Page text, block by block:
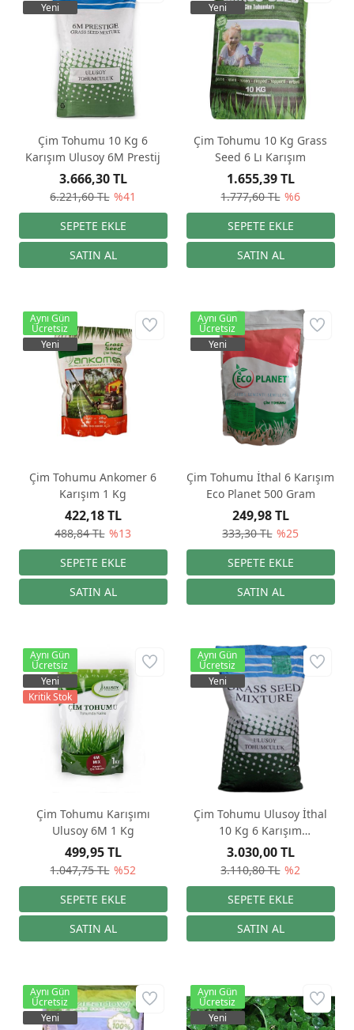
Çim Tohumu 10 Kg 6
Karışım Ulusoy 6M Prestij
6.221,60 TL %41
3.666,30 TL
Yeni
Çim Tohumu 10 Kg Grass
Seed 6 Lı Karışım
1.777,60 TL %6
1.655,39 TL
Yeni
Çim Tohumu Ankomer 6
Karışım 1 Kg
488,84 TL %13
422,18 TL
Aynı Gün
Ücretsiz
Yeni
Çim Tohumu İthal 6 Karışım
Eco Planet 500 Gram
333,30 TL %25
249,98 TL
Aynı Gün
Ücretsiz
Yeni
Çim Tohumu Karışımı
Ulusoy 6M 1 Kg
1.047,75 TL %52
499,95 TL
Aynı Gün
Ücretsiz
Yeni
Kritik Stok
Çim Tohumu Ulusoy İthal
10 Kg 6 Karışım
GREENPOWER
3.110,80 TL %2
3.030,00 TL
Aynı Gün
Ücretsiz
Yeni
Aynı Gün
Ücretsiz
Yeni
Aynı Gün
Ücretsiz
Yeni